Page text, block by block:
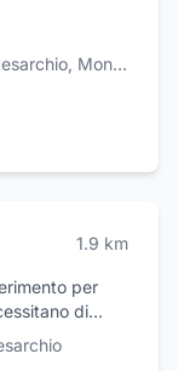
, Montesarchio
1.9 km
per
di
di